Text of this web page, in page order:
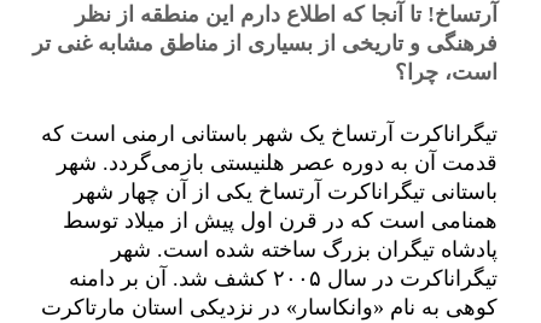
آرتساخ! تا آنجا که اطلاع دارم این منطقه از نظر
فرهنگی و تاریخی از بسیاری از مناطق مشابه غنی تر
است، چرا؟
تیگراناکرت آرتساخ یک شهر باستانی ارمنی است که
قدمت آن به دوره عصر هلنیستی بازمی‌گردد. شهر
باستانی تیگراناکرت آرتساخ یکی از آن چهار شهر
همنامی است که در قرن اول پیش از میلاد توسط
پادشاه تیگران بزرگ ساخته شده است. شهر
تیگراناکرت در سال ۲۰۰۵ کشف شد. آن بر دامنه
کوهی به نام «وانکاسار» در نزدیکی استان مارتاکرت